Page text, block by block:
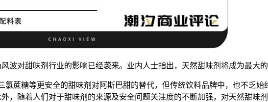
对甜味剂行业的影响已经袭来。业内人士指出，天然甜味剂将成为最大的
糖等更安全的甜味剂对阿斯巴甜的替代，但传统饮料品牌中，也不乏始
，随着人们对于甜味剂的来源及安全问题关注度的不断加强，对天然甜味剂